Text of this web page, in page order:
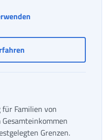
Einheitliche und
Familien von
Grenzen.